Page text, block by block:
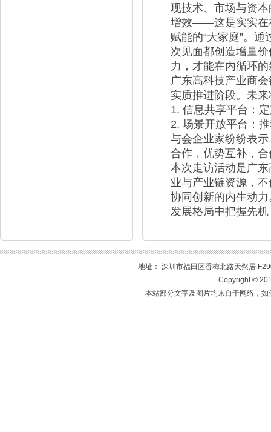
现技术、市场与资
增效——这是实实在
赋能的“大家庭”。
次见面都创造增量
力，才能在内循环
广东高科技产业商
实质推进阶段。未
1. 信息共享平台：
2. 场景开放平台：
与会企业家纷纷表
合作，优势互补，
本次走访活动是广
业与产业链资源，
协同创新的内生动
发展格局中把握先
地址： 深圳市福田区香梅北路天然居
Copyright ©
本站部分文字及图片均来自于网络，